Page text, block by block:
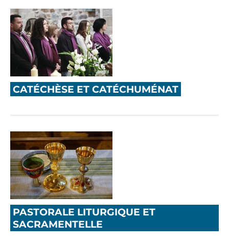
CATÉCHÈSE ET CATÉCHUMÉNAT
PASTORALE LITURGIQUE ET
SACRAMENTELLE